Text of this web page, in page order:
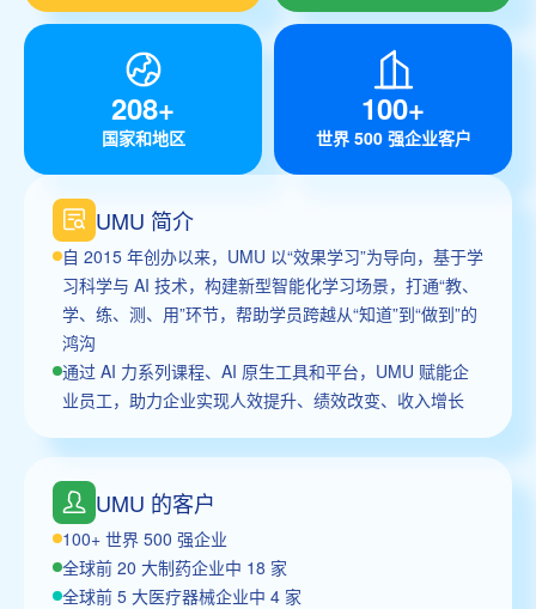
208+
国家和地区
100+
世界 500 强企业客户
UMU 简介
自 2015 年创办以来，UMU 以“效果学习”为导向，基于学
习科学与 AI 技术，构建新型智能化学习场景，打通“教、
学、练、测、用”环节，帮助学员跨越从“知道”到“做到”的
鸿沟
通过 AI 力系列课程、AI 原生工具和平台，UMU 赋能企
业员工，助力企业实现人效提升、绩效改变、收入增长
UMU 的客户
100+ 世界 500 强企业
全球前 20 大制药企业中 18 家
全球前 5 大医疗器械企业中 4 家